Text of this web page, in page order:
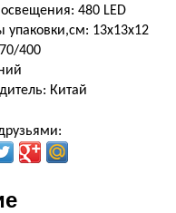
480 LED
упаковки,см: 13х13х12
400
Китай